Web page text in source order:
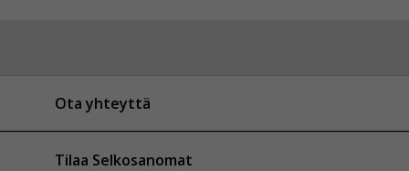
Ota yhteyttä
Tilaa Selkosanomat